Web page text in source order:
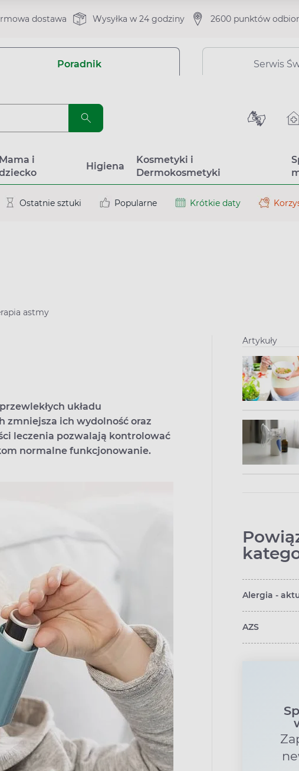
dostawa Wysyłka w 24 godziny 2600 punktów
Poradnik Serwis
Mama i
Higiena
Kosmetyki i
Dermokosmetyki
Ostatnie sztuki Popularne Krótkie daty
astmy
układu
zmniejsza ich wydolność oraz
leczenia pozwalają kontrolować
normalne funkcjonowanie.
Artykuły
Alergia -
AZS